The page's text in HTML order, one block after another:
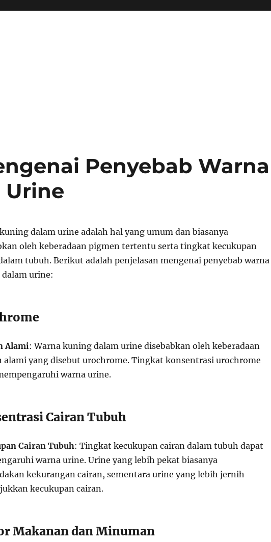
Penyebab Warna
Urine
dalam urine adalah hal yang umum dan biasanya
oleh keberadaan pigmen tertentu serta tingkat kecukupan
tubuh. Berikut adalah penjelasan mengenai penyebab warna
urine:
Alami: Warna kuning dalam urine disebabkan oleh keberadaan
alami yang disebut urochrome. Tingkat konsentrasi urochrome
warna urine.
Cairan Tubuh
Cairan Tubuh: Tingkat kecukupan cairan dalam tubuh dapat
warna urine. Urine yang lebih pekat biasanya
kekurangan cairan, sementara urine yang lebih jernih
kecukupan cairan.
Makanan dan Minuman